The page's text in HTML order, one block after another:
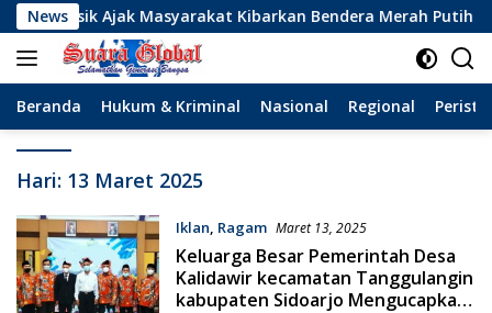
Langsung
ke
konten
NewsAjak Masyarakat Kibarkan Bendera Merah Putih
Beranda Hukum & Kriminal Nasional Regional
Hari: 13 Maret 2025
Iklan, Ragam Maret 13, 2025
Keluarga Besar Pemerintah Desa
Kalidawir kecamatan Tanggulangin
kabupaten Sidoarjo Mengucapkan